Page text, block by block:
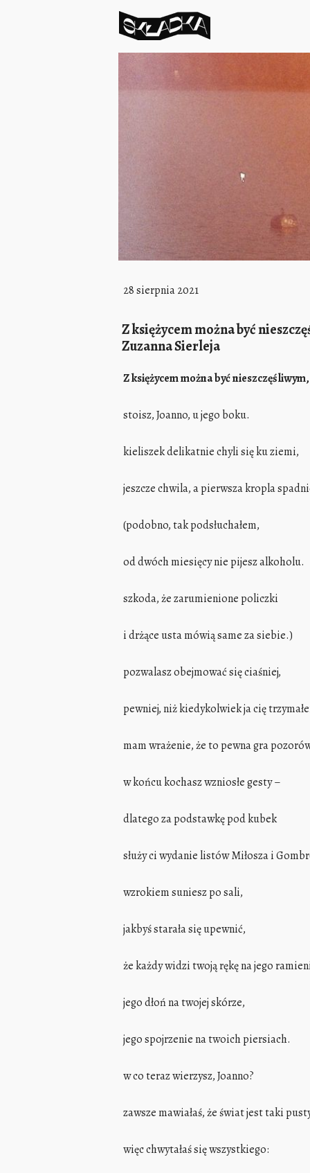
28 sierpnia 2021
Z księżycem można być
Zuzanna Sierleja
Z księżycem można być
stoisz, Joanno, u jego boku.
kieliszek delikatnie chyli się ku ziemi,
jeszcze chwila, a pierwsza kropla
(podobno, tak podsłuchałem,
od dwóch miesięcy nie pijesz alkoholu.
szkoda, że zarumienione policzki
i drżące usta mówią same za siebie.)
pozwalasz obejmować się ciaśniej,
pewniej, niż kiedykolwiek ja cię
mam wrażenie, że to pewna gra
w końcu kochasz wzniosłe gesty –
dlatego za podstawkę pod kubek
służy ci wydanie listów Miłosza i
wzrokiem suniesz po sali,
jakbyś starała się upewnić,
że każdy widzi twoją rękę na jego
jego dłoń na twojej skórze,
jego spojrzenie na twoich piersiach.
w co teraz wierzysz, Joanno?
zawsze mawiałaś, że świat jest taki
więc chwytałaś się wszystkiego: